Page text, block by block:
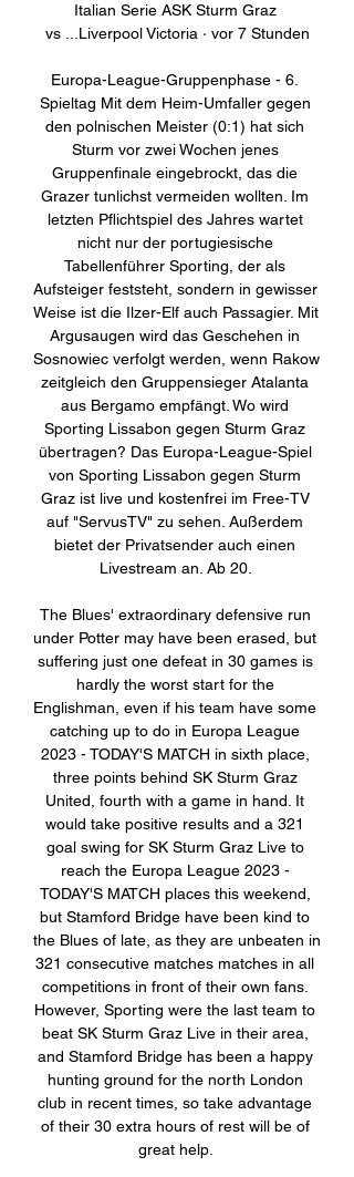
Italian Serie ASK Sturm Graz
vs ...Liverpool Victoria · vor 7 Stunden
Europa-League-Gruppenphase - 6.
Spieltag Mit dem Heim-Umfaller gegen
den polnischen Meister (0:1) hat sich
Sturm vor zwei Wochen jenes
Gruppenfinale eingebrockt, das die
Grazer tunlichst vermeiden wollten. Im
letzten Pflichtspiel des Jahres wartet
nicht nur der portugiesische
Tabellenführer Sporting, der als
Aufsteiger feststeht, sondern in gewisser
Weise ist die Ilzer-Elf auch Passagier. Mit
Argusaugen wird das Geschehen in
Sosnowiec verfolgt werden, wenn Rakow
zeitgleich den Gruppensieger Atalanta
aus Bergamo empfängt. Wo wird
Sporting Lissabon gegen Sturm Graz
übertragen? Das Europa-League-Spiel
von Sporting Lissabon gegen Sturm
Graz ist live und kostenfrei im Free-TV
auf "ServusTV" zu sehen. Außerdem
bietet der Privatsender auch einen
Livestream an. Ab 20.
The Blues' extraordinary defensive run
under Potter may have been erased, but
suffering just one defeat in 30 games is
hardly the worst start for the
Englishman, even if his team have some
catching up to do in Europa League
2023 - TODAY'S MATCH in sixth place,
three points behind SK Sturm Graz
United, fourth with a game in hand. It
would take positive results and a 321
goal swing for SK Sturm Graz Live to
reach the Europa League 2023 -
TODAY'S MATCH places this weekend,
but Stamford Bridge have been kind to
the Blues of late, as they are unbeaten in
321 consecutive matches matches in all
competitions in front of their own fans.
However, Sporting were the last team to
beat SK Sturm Graz Live in their area,
and Stamford Bridge has been a happy
hunting ground for the north London
club in recent times, so take advantage
of their 30 extra hours of rest will be of
great help.